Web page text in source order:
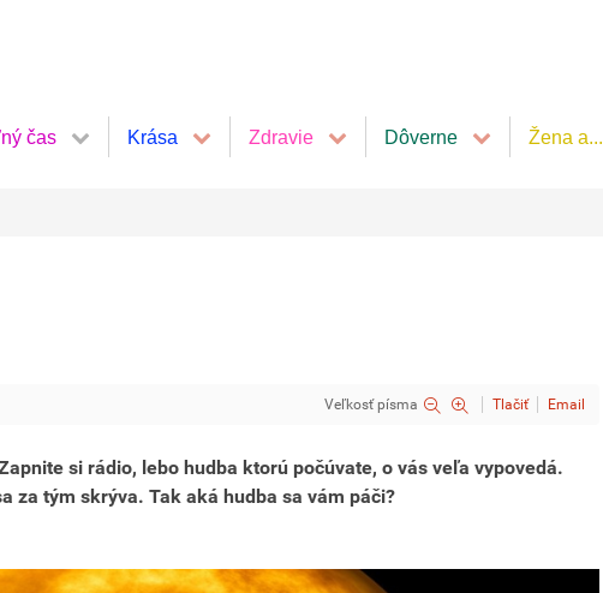
čas Krása Zdravie Dôverne Žena a...
Veľkosť písma Tlačiť Email
si rádio, lebo hudba ktorú počúvate, o vás veľa vypovedá.
za tým skrýva. Tak aká hudba sa vám páči?